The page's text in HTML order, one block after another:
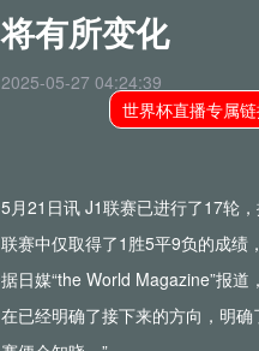
将有所变化
2025-05-27 04:24:39
世界杯直播专属
5月21日讯 J1联赛已进行了17轮
联赛中仅取得了1胜5平9负的成绩
据日媒“the World Magazine”报
在已经明确了接下来的方向，明